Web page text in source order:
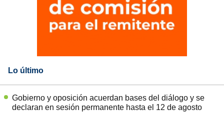
Lo último
Gobierno y oposición acuerdan bases del diálogo y se
declaran en sesión permanente hasta el 12 de agosto